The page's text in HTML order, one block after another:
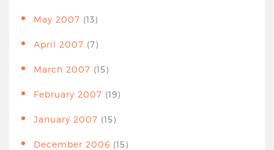
May 2007 (13)
April 2007 (7)
March 2007 (15)
February 2007 (19)
January 2007 (15)
December 2006 (15)